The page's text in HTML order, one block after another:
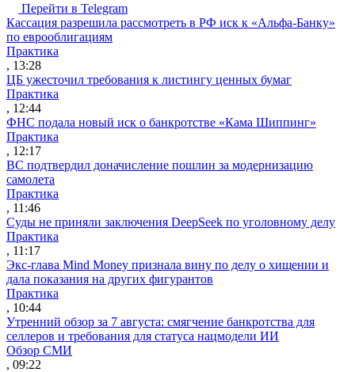
Перейти в Telegram
Кассация разрешила рассмотреть в РФ иск к «Альфа-Банку»
по еврооблигациям
Практика
, 13:28
ЦБ ужесточил требования к листингу ценных бумаг
Практика
, 12:44
ФНС подала новый иск о банкротстве «Кама Шиппинг»
Практика
, 12:17
ВС подтвердил доначисление пошлин за модернизацию
самолета
Практика
, 11:46
Суды не приняли заключения DeepSeek по уголовному делу
Практика
, 11:17
Экс-глава Mind Money признала вину по делу о хищении и
дала показания на других фигурантов
Практика
, 10:44
Утренний обзор за 7 августа: смягчение банкротства для
селлеров и требования для статуса нацмодели ИИ
Обзор СМИ
, 09:22